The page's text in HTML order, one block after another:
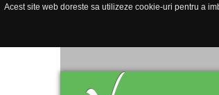
Acest site web doreste sa utilizeze cookie-uri pentru a